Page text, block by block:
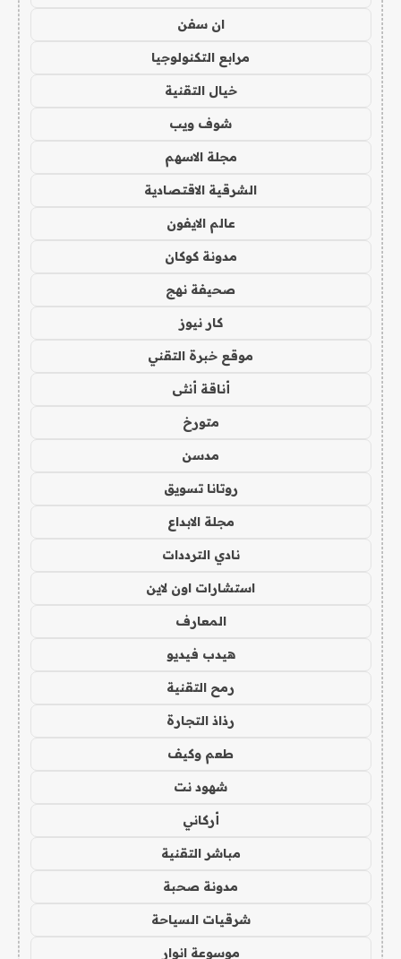
ان سفن
مرابع التكنولوجيا
خيال التقنية
شوف ويب
مجلة الاسهم
الشرقية الاقتصادية
عالم الايفون
مدونة كوكان
صحيفة نهج
كار نيوز
موقع خبرة التقني
أناقة أنثى
متورخ
مدسن
روتانا تسويق
مجلة الابداع
نادي الترددات
استشارات اون لاين
المعارف
هيدب فيديو
رمح التقنية
رذاذ التجارة
طعم وكيف
شهود نت
أركاني
مباشر التقنية
مدونة صحبة
شرقيات السياحة
موسوعة انوار